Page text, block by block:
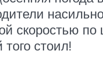
скоростью
стоил!